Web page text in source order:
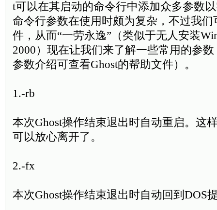
t可以在其启动的命令行中添加众多参数
命令行参数在使用时颇为复杂，不过我
件，从而“一劳永逸”（类似于无人安装
2000）现在让我们来了解一些常用的参
参数介绍可查看Ghost的帮助文件）。
1.-rb
本次Ghost操作结束退出时自动重启。这
可以放心离开了。
2.-fx
本次Ghost操作结束退出时自动回到DOS